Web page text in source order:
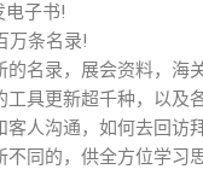
电子书!
万条名录!
名录，展会资料，海
具更新超千种，以及
人沟通，如何去回访
同的，供全方位学习思